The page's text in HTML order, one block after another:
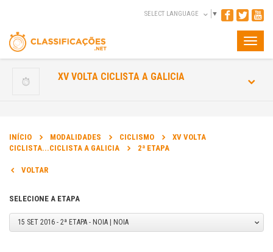
Toggle
SELECT LANGUAGE ▼
XV VOLTA CICLISTA A GALICIA
INÍCIO MODALIDADES CICLISMO
XV VOLTA
CICLISTA...CICLISTA A GALICIA
2ª ETAPA
VOLTAR
SELECIONE A ETAPA
15 SET 2016 - 2ª ETAPA - NOIA | NOIA